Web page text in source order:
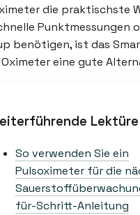
die praktischste
Punktmessungen
benötigen, ist das
Oximeter eine gute
Lektüre
So verwenden Sie ein
Pulsoximeter für die
für-Schritt-Anleitung